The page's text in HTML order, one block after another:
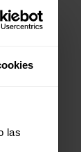
las